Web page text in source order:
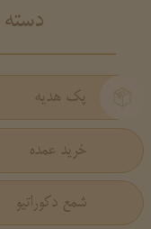
شمع دکوراتیو
پک هدیه
خرید عمده